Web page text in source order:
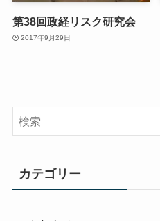
第38回政経リスク研究会
2017年9月29日
カテゴリー